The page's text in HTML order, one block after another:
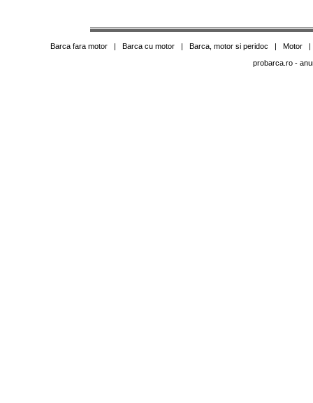
Barca fara motor | Barca cu motor | Barca, motor si peridoc | Motor
probarca.ro -